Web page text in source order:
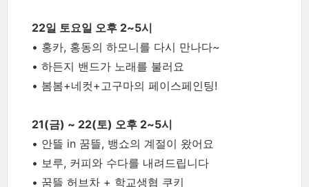
22일 토요일 오후 2~5시
• 홍카, 홍동의 하모니를 다시 만나다~
• 하든지 밴드가 노래를 불러요
• 봄봄+네컷+고구마의 페이스페인팅!
21(금) ~ 22(토) 오후 2~5시
• 안뜰 in 꿈뜰, 뱅쇼의 계절이 왔어요
• 보루, 커피와 수다를 내려드립니다
• 꿈뜰 허브차 + 학교생협 쿠키